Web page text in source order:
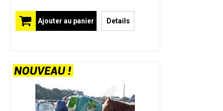
Ajouter au panier Details